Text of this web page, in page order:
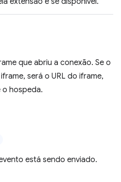
que abriu a conexão. Se o
será o URL do iframe,
o hospeda.
está sendo enviado.